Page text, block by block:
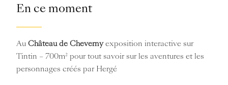
En ce moment
Au Château de Chevernyexposition interactive sur
Tintin – 700m² pour tout savoir sur les aventures et les
personnages créés par Hergé